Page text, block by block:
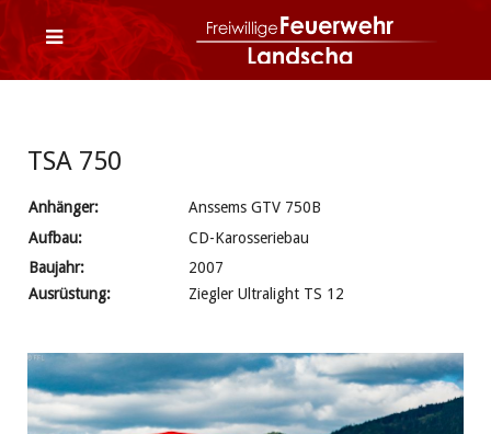
TSA 750
Anhänger:
Anssems GTV 750B
Aufbau:
CD-Karosseriebau
Baujahr:
2007
Ausrüstung:
Ziegler Ultralight TS 12